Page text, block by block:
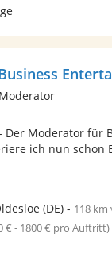
Der Moderator für
ich nun schon
(DE)- 118 km
€ - 1800 € pro Auftritt)